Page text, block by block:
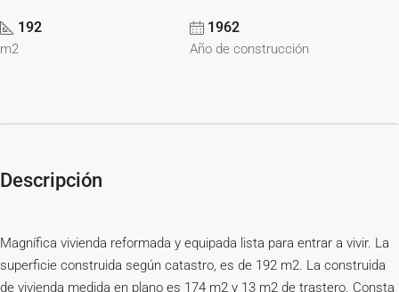
192
m2
1962
Año de construcción
Descripción
Magnífica vivienda reformada y equipada lista para entrar a vivir. La
superficie construida según catastro, es de 192 m2. La construida
de vivienda medida en plano es 174 m2 y 13 m2 de trastero. Consta